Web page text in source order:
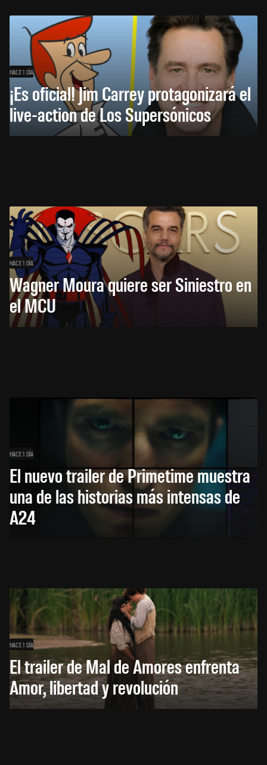
HACE 1 DÍA
¡Es oficial! Jim Carrey protagonizará el
live-action de Los Supersónicos
HACE 1 DÍA
Wagner Moura quiere ser Siniestro en
el MCU
HACE 1 DÍA
El nuevo trailer de Primetime muestra
una de las historias más intensas de
A24
HACE 1 DÍA
El trailer de Mal de Amores enfrenta
Amor, libertad y revolución